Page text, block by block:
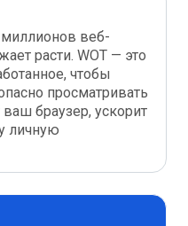
веб-
расти. WOT — это
чтобы
просматривать
браузер, ускорит
личную